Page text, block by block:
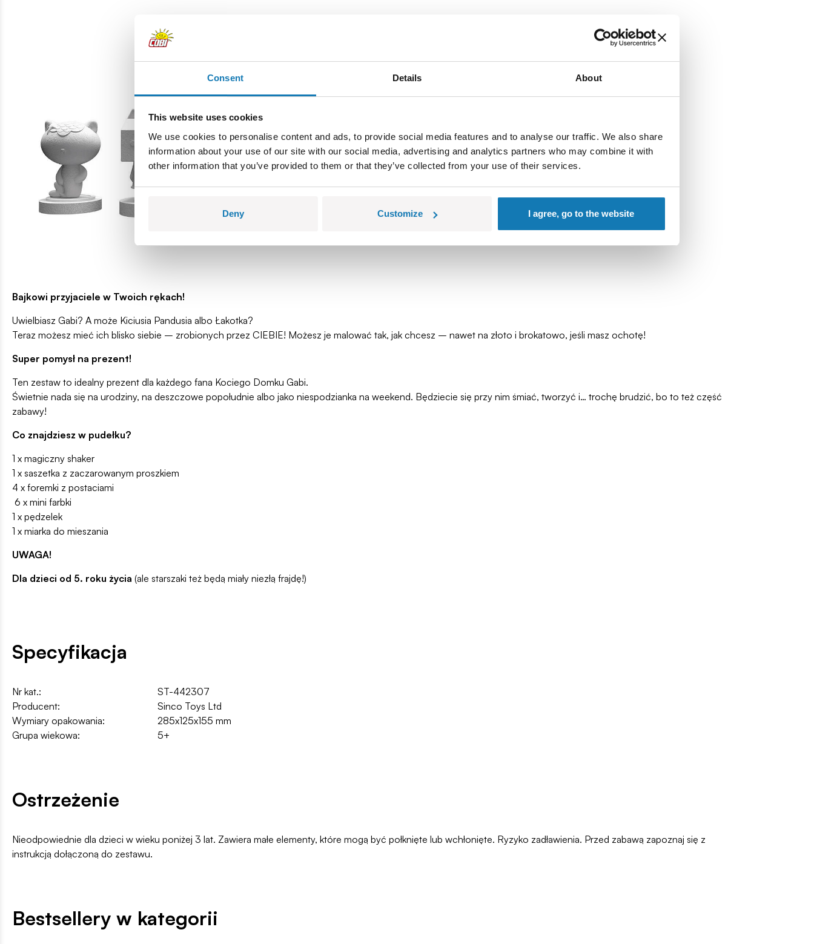
Consent Details About
This website uses cookies
We use cookies to personalise content and ads, to provide social media features and to analyse our traffic. We also share
information about your use of our site with our social media, advertising and analytics partners who may combine it with
other information that you’ve provided to them or that they’ve collected from your use of their services.
Deny Customize I agree, go to the website
Bajkowi przyjaciele w Twoich rękach!
Uwielbiasz Gabi? A może Kiciusia Pandusia albo Łakotka?
Teraz możesz mieć ich blisko siebie – zrobionych przez CIEBIE! Możesz je malować tak, jak chcesz – nawet na złoto i brokatowo, jeśli masz ochotę!
Super pomysł na prezent!
Ten zestaw to idealny prezent dla każdego fana Kociego Domku Gabi.
Świetnie nada się na urodziny, na deszczowe popołudnie albo jako niespodzianka na weekend. Będziecie się przy nim śmiać, tworzyć i… trochę brudzić, bo to też część
zabawy!
Co znajdziesz w pudełku?
1 x magiczny shaker
1 x saszetka z zaczarowanym proszkiem
4 x foremki z postaciami
6 x mini farbki
1 x pędzelek
1 x miarka do mieszania
UWAGA!
Dla dzieci od 5. roku życia (ale starszaki też będą miały niezłą frajdę!)
Specyfikacja
Nr kat.:
ST-442307
Producent:
Sinco Toys Ltd
Wymiary opakowania:
285x125x155 mm
Grupa wiekowa:
5+
Ostrzeżenie
Nieodpowiednie dla dzieci w wieku poniżej 3 lat. Zawiera małe elementy, które mogą być połknięte lub wchłonięte. Ryzyko zadławienia. Przed zabawą zapoznaj się z
instrukcją dołączoną do zestawu.
Bestsellery w kategorii